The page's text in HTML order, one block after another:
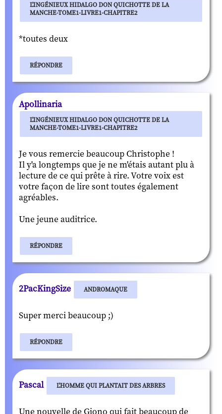
L'INGÉNIEUX HIDALGO DON QUICHOTTE DE LA
MANCHE-TOME1-LIVRE1-CHAPITRE2
*toutes deux
RÉPONDRE
Apollinaria
L'INGÉNIEUX HIDALGO DON QUICHOTTE DE LA
MANCHE-TOME1-LIVRE1-CHAPITRE2
Je vous remercie beaucoup Christophe !
Il y'a longtemps que je ne m'étais autant plu à
lecture de ce qui prête à rire. Votre voix est
votre façon de lire sont toutes également
agréables.
Une jeune auditrice.
RÉPONDRE
2PacKingSize ANDROMAQUE
Super merci beaucoup ;)
RÉPONDRE
Pascal L'HOMME QUI PLANTAIT DES ARBRES